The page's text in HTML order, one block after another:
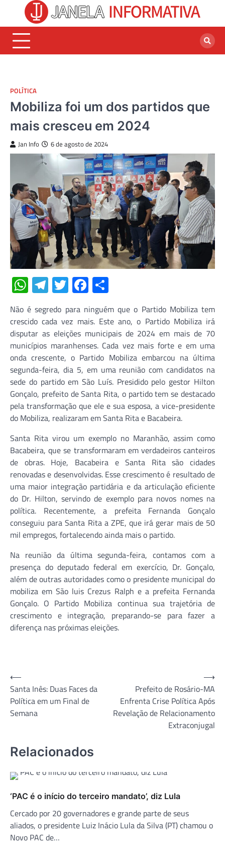
content
POLÍTICA
Mobiliza foi um dos partidos que
mais cresceu em 2024
Jan Info 6 de agosto de 2024
WhatsApp
Telegram
TwitterFacebook
Não é segredo para ninguém que o Partido Mobiliza tem
crescido cada vez mais. Este ano, o Partido Mobiliza irá
disputar as eleições municipais de 2024 em mais de 70
municípios maranhenses. Cada vez mais forte e em uma
onda crescente, o Partido Mobiliza embarcou na última
segunda-feira, dia 5, em uma reunião com candidatos na
sede do partido em São Luís. Presidido pelo gestor Hilton
Gonçalo, prefeito de Santa Rita, o partido tem se destacado
pela transformação que ele e sua esposa, a vice-presidente
do Mobiliza, realizaram em Santa Rita e Bacabeira.
Santa Rita virou um exemplo no Maranhão, assim como
Bacabeira, que se transformaram em verdadeiros canteiros
de obras. Hoje, Bacabeira e Santa Rita são cidades
renovadas e desenvolvidas. Esse crescimento é resultado de
uma maior integração partidária e da articulação eficiente
do Dr. Hilton, servindo de exemplo para novos nomes na
política. Recentemente, a prefeita Fernanda Gonçalo
conseguiu para Santa Rita a ZPE, que irá gerar mais de 50
mil empregos, fortalecendo ainda mais o partido.
Na reunião da última segunda-feira, contamos com a
presença do deputado federal em exercício, Dr. Gonçalo,
além de outras autoridades como o presidente municipal do
mobiliza em São luis Crezus Ralph e a prefeita Fernanda
Gonçalo. O Partido Mobiliza continua sua trajetória de
crescimento e integração, preparando-se para fazer a
diferença nas próximas eleições.
Navegação
de
Post
⟵
Santa Inês: Duas Faces da
Política em um Final de
Semana
Prefeito de Rosário-MA
Enfrenta Crise Política Após
Revelação de Relacionamento
Extraconjugal
⟶
Relacionados
‘PAC é o início do terceiro mandato’, diz Lula
Cercado por 20 governadores e grande parte de seus
aliados, o presidente Luiz Inácio Lula da Silva (PT) chamou o
Novo PAC de…